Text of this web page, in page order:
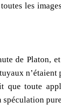
les
de Platon,
que toute